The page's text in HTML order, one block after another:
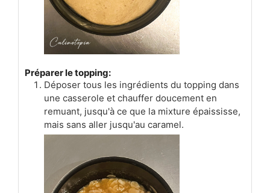
Préparer le topping:
Déposer tous les ingrédients du topping dans
une casserole et chauffer doucement en
remuant, jusqu'à ce que la mixture épaississe,
mais sans aller jusqu'au caramel.